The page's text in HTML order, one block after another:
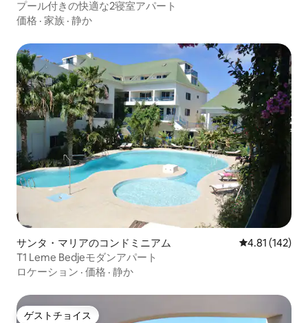
プール付きの快適な2寝室アパート
価格 · 家族 · 静か
サンタ・マリアのコンドミニアム レビュー142
4.81 (142)
T1 Leme Bedjeモダンアパート
ロケーション · 価格 · 静か
ゲストチョイス